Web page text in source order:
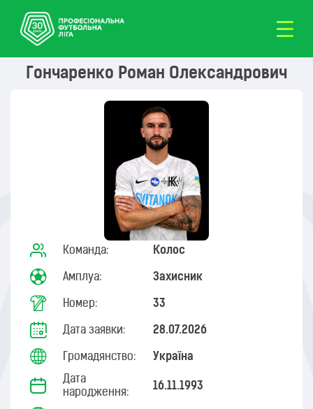
Гончаренко Роман Олександрович
Команда: Колос
Амплуа: Захисник
Номер: 33
Дата заявки: 28.07.2026
Громадянство: Україна
Дата
народження:
16.11.1993